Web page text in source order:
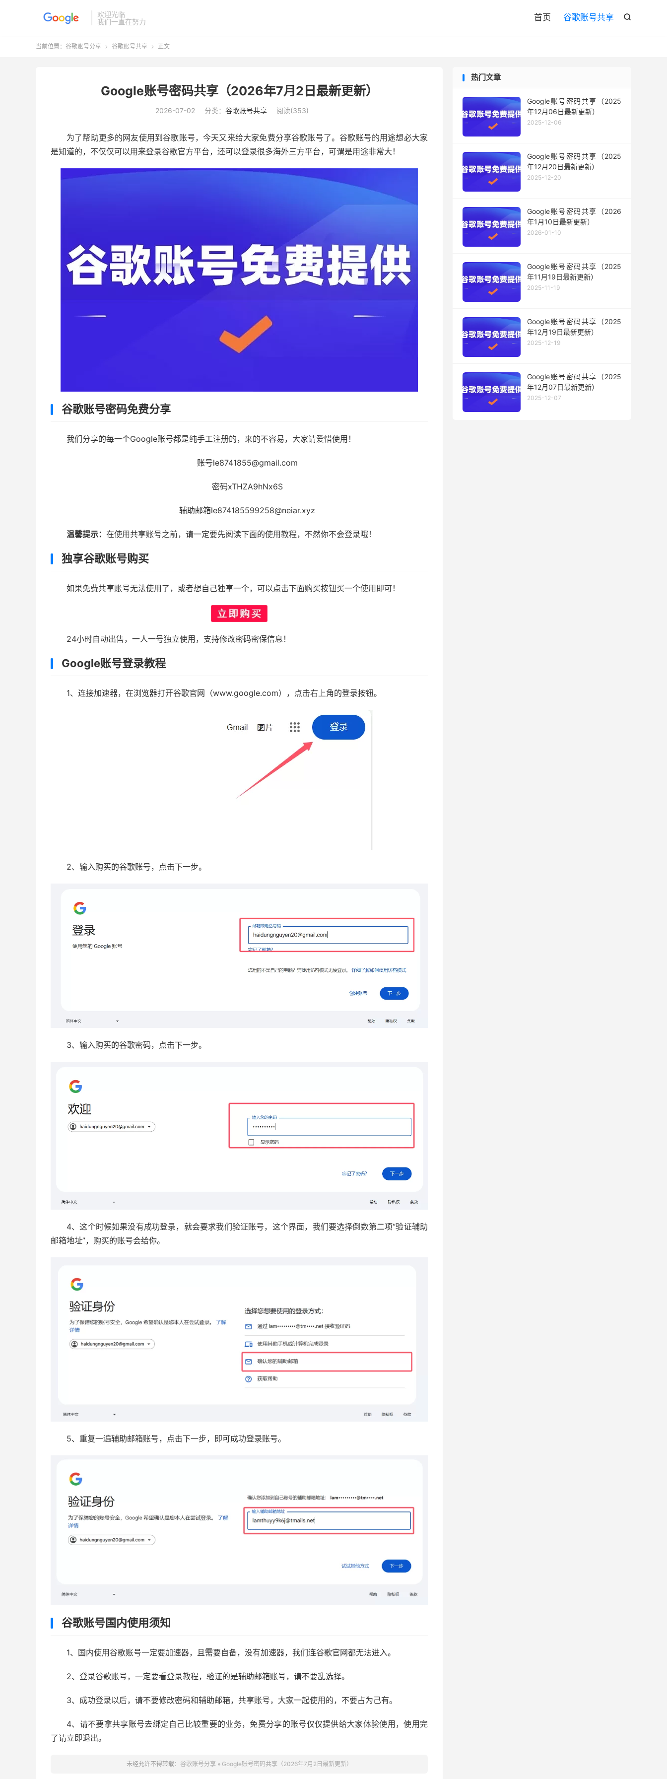
欢迎光临
我们一直在努力

首页 谷歌账号共享
当前位置： 谷歌账号分享  谷歌账号共享  正文
Google账号密码共享（2026年7月2日最新更新）
2026-07-02 分类： 谷歌账号共享 阅读(353)
为了帮助更多的网友使用到谷歌账号，今天又来给大家免费分享谷歌账号了。谷歌账号的用途想必大家
是知道的，不仅仅可以用来登录谷歌官方平台，还可以登录很多海外三方平台，可谓是用途非常大！
谷歌账号密码免费分享
我们分享的每一个Google账号都是纯手工注册的，来的不容易，大家请爱惜使用！
账号le8741855@gmail.com
密码xTHZA9hNx6S
辅助邮箱le874185599258@neiar.xyz
温馨提示： 在使用共享账号之前，请一定要先阅读下面的使用教程，不然你不会登录哦！
独享谷歌账号购买
如果免费共享账号无法使用了，或者想自己独享一个，可以点击下面购买按钮买一个使用即可！
24小时自动出售，一人一号独立使用，支持修改密码密保信息！
Google账号登录教程
1、连接加速器，在浏览器打开谷歌官网（www.google.com），点击右上角的登录按钮。
2、输入购买的谷歌账号，点击下一步。
3、输入购买的谷歌密码，点击下一步。
4、这个时候如果没有成功登录，就会要求我们验证账号，这个界面，我们要选择倒数第二项“验证辅助
邮箱地址”，购买的账号会给你。
5、重复一遍辅助邮箱账号，点击下一步，即可成功登录账号。
谷歌账号国内使用须知
1、国内使用谷歌账号一定要加速器，且需要自备，没有加速器，我们连谷歌官网都无法进入。
2、登录谷歌账号，一定要看登录教程，验证的是辅助邮箱账号，请不要乱选择。
3、成功登录以后，请不要修改密码和辅助邮箱，共享账号，大家一起使用的，不要占为己有。
4、请不要拿共享账号去绑定自己比较重要的业务，免费分享的账号仅仅提供给大家体验使用，使用完
了请立即退出。
未经允许不得转载： 谷歌账号分享 » Google账号密码共享（2026年7月2日最新更新）
热门文章
Google账号密码共享（2025
年12月06日最新更新）
2025-12-06
Google账号密码共享（2025
年12月20日最新更新）
2025-12-20
Google账号密码共享（2026
年1月10日最新更新）
2026-01-10
Google账号密码共享（2025
年11月19日最新更新）
2025-11-19
Google账号密码共享（2025
年12月19日最新更新）
2025-12-19
Google账号密码共享（2025
年12月07日最新更新）
2025-12-07